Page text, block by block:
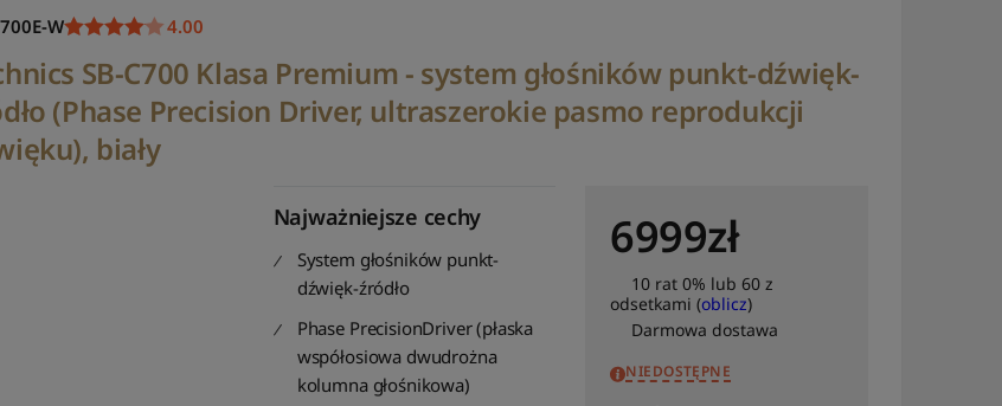
Sortuj wg średniej
oceny
Sortuj po cenie od
najwyższej
Sortuj po nazwie: od A
do Z
Sortuj po nazwie: od Z
W 4.00
SB-C700 Klasa Premium - system głośników punkt-dźwięk-
(Phase Precision Driver, ultraszerokie pasmo reprodukcji
biały
Najważniejsze cechy
System głośników punkt-
dźwięk-źródło
Phase PrecisionDriver (płaska
współosiowa dwudrożna
kolumna głośnikowa)
6999zł
10 rat 0% lub 60 z
odsetkami (oblicz)
Darmowa dostawa
NIEDOSTĘPNE